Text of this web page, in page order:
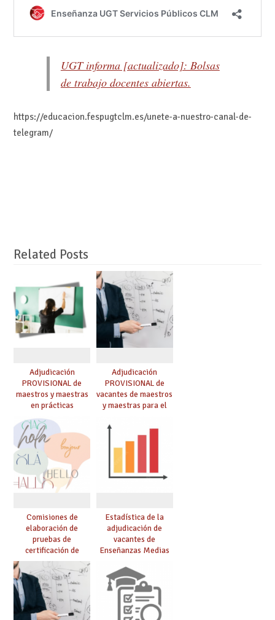
UGT informa [actualizado]: Bolsas
de trabajo docentes abiertas.
https://educacion.fespugtclm.es/unete-a-nuestro-canal-de-
telegram/
Related Posts
Adjudicación
PROVISIONAL de
maestros y maestras
en prácticas
Adjudicación
PROVISIONAL de
vacantes de maestros
y maestras para el
Comisiones de
elaboración de
pruebas de
certificación de
competencia
lingüística: publicada
resolución definitiva
Estadística de la
adjudicación de
vacantes de
Enseñanzas Medias